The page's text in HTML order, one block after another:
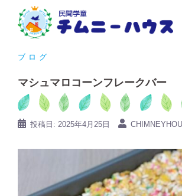
ブログ
マシュマロコーンフレークバー
投稿日: 2025年4月25日